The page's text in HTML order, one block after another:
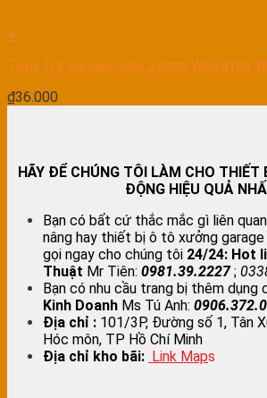
+
Tuýp 1/2 lục giác size 23mm W074183
₫36.000
HÃY ĐỂ CHÚNG TÔI LÀM CHO THIẾT
ĐỘNG HIỆU QUẢ
Bạn có bất cứ thắc mắc gì liên
nâng hay thiết bị ô tô xưởng
gọi ngay cho chúng tôi 24/24: Hot
Thuật Mr Tiên: 0981.39.2227;
Bạn có nhu cầu trang bị thêm dụng
Kinh Doanh Ms Tú Anh:
Địa chỉ : 101/3P, Đường số 1, Tân
Hóc môn, TP Hồ Chí Minh
Địa chỉ kho bãi: Link Maps